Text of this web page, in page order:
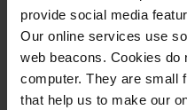
provide social media
Our online services use
web beacons. Cookies do
computer. They are small
that help us to make our